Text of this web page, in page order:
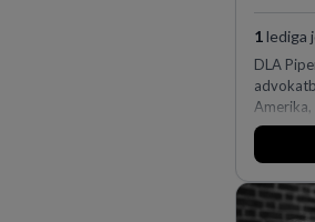
1lediga
DLA
och
fler än